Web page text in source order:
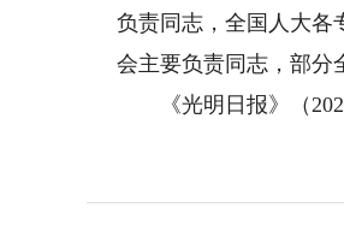
负责同志，全国人大各
会主要负责同志，部分
《光明日报》（2025